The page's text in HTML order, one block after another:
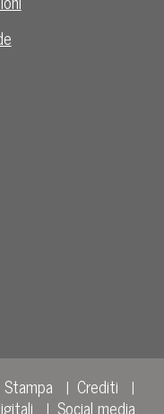
Stampa
Crediti
Social media